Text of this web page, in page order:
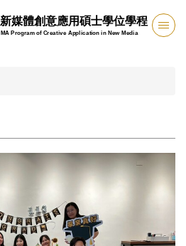
新媒體創意應用碩士學位學程
MA Program of Creative Application in New Media